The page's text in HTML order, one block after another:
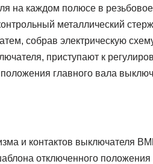
на каждом полюсе в
металлический
собрав электрическую
приступают к
главного вала
и контактов выключателя
отключенного